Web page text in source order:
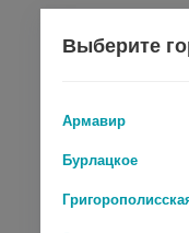
Выберите
Армавир
Бурлацкое